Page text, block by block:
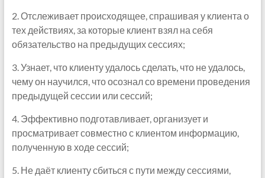
2. Отслеживает происходящее, спрашивая у клиента о
тех действиях, за которые клиент взял на себя
обязательство на предыдущих сессиях;
3. Узнает, что клиенту удалось сделать, что не удалось,
чему он научился, что осознал со времени проведения
предыдущей сессии или сессий;
4. Эффективно подготавливает, организует и
просматривает совместно с клиентом информацию,
полученную в ходе сессий;
5. Не даёт клиенту сбиться с пути между сессиями,